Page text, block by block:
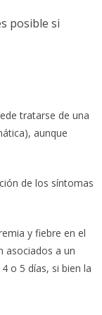
posible si
tratarse de una
aunque
de los síntomas
y fiebre en el
asociados a un
o 5 días, si bien la